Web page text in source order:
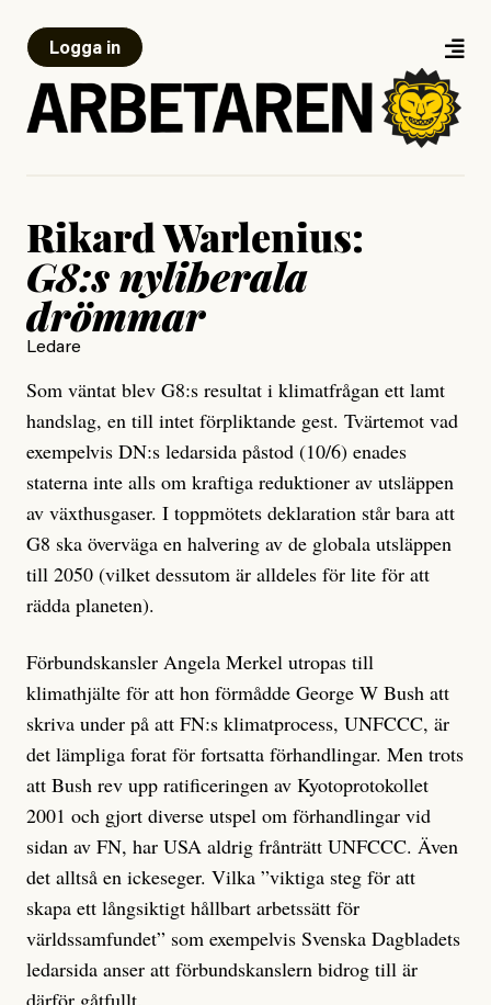
Logga in
Rikard Warlenius:
G8:s nyliberala
drömmar
Ledare
Som väntat blev G8:s resultat i klimatfrågan ett lamt
handslag, en till intet förpliktande gest. Tvärtemot vad
exempelvis DN:s ledarsida påstod (10/6) enades
staterna inte alls om kraftiga reduktioner av utsläppen
av växthusgaser. I toppmötets deklaration står bara att
G8 ska överväga en halvering av de globala utsläppen
till 2050 (vilket dessutom är alldeles för lite för att
rädda planeten).
Förbundskansler Angela Merkel utropas till
klimathjälte för att hon förmådde George W Bush att
skriva under på att FN:s klimatprocess, UNFCCC, är
det lämpliga forat för fortsatta förhandlingar. Men trots
att Bush rev upp ratificeringen av Kyotoprotokollet
2001 och gjort diverse utspel om förhandlingar vid
sidan av FN, har USA aldrig frånträtt UNFCCC. Även
det alltså en ickeseger. Vilka ”viktiga steg för att
skapa ett långsiktigt hållbart arbetssätt för
världssamfundet” som exempelvis Svenska Dagbladets
ledarsida anser att förbundskanslern bidrog till är